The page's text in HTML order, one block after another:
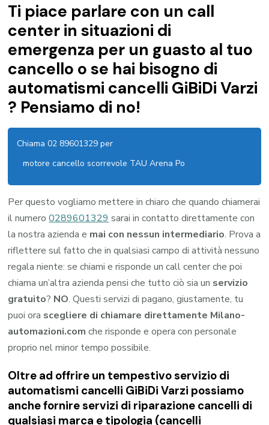
Ti piace parlare con un call
center in situazioni di
emergenza per un guasto al tuo
cancello o se hai bisogno di
automatismi cancelli GiBiDi Varzi
? Pensiamo di no!
Chiama 02 89601329 per
motore cancello scorrevole TAU Arena Po
Per questo vogliamo mettere in chiaro che quando chiamerai
il numero0289601329 sarai in contatto direttamente con
la nostra azienda e mai con nessun intermediario. Prova a
riflettere sul fatto che in qualsiasi campo di attività nessuno
regala niente: se chiami e risponde un call center che poi
chiama un’altra azienda pensi che tutto ciò sia un servizio
gratuito? NO. Questi servizi di pagano, giustamente, tu
puoi ora scegliere di chiamare direttamente Milano-
automazioni.com che risponde e opera con personale
proprio nel minor tempo possibile.
Oltre ad offrire un tempestivo servizio di
automatismi cancelli GiBiDi Varzi possiamo
anche fornire servizi di riparazione cancelli di
qualsiasi marca e tipologia (cancelli